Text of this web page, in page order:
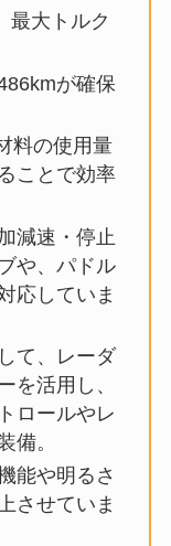
最大トルク
が確保
料の使用量
ことで効率
減速・停止
や、パドル
応していま
て、レーダ
を活用し、
ロールやレ
備。
能や明るさ
させていま